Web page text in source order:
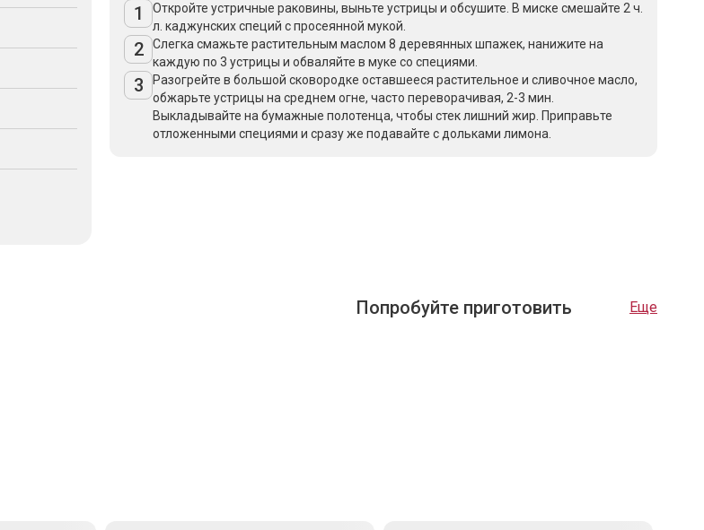
1
Откройте устричные раковины, выньте устрицы и обсушите. В миске смешайте 2 ч.
л. каджунских специй с просеянной мукой.
2
Слегка смажьте растительным маслом 8 деревянных шпажек, нанижите на
каждую по 3 устрицы и обваляйте в муке со специями.
3
Разогрейте в большой сковородке оставшееся растительное и сливочное масло,
обжарьте устрицы на среднем огне, часто переворачивая, 2-3 мин.
Выкладывайте на бумажные полотенца, чтобы стек лишний жир. Приправьте
отложенными специями и сразу же подавайте с дольками лимона.
Попробуйте приготовить Еще